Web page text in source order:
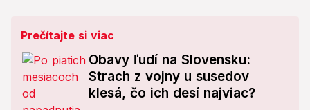
Prečítajte si viac
Obavy ľudí na Slovensku:
Strach z vojny u susedov
klesá, čo ich desí najviac?